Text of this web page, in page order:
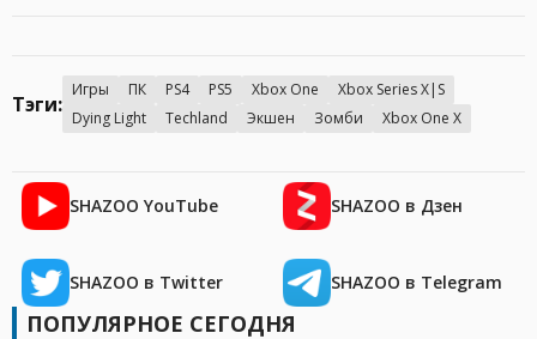
Тэги:
Игры ПК PS4 PS5 Xbox One
Xbox Series X|S
Dying Light
Techland Экшен Зомби Xbox One X
SHAZOO YouTube SHAZOO в Дзен
SHAZOO в Twitter SHAZOO в Telegram
ПОПУЛЯРНОЕ СЕГОДНЯ